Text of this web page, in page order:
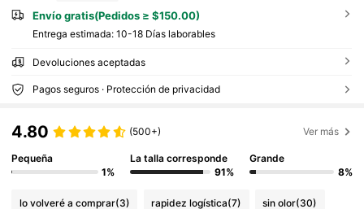
Envío gratis(Pedidos ≥ $150.00)
Entrega estimada: 10-18 Días laborables
Devoluciones aceptadas
Pagos seguros · Protección de privacidad
4.80 (500+) Ver más
Pequeña
1%
La talla corresponde
91%
Grande
8%
lo volveré a comprar(3) rapidez logística(7) sin olor(30)